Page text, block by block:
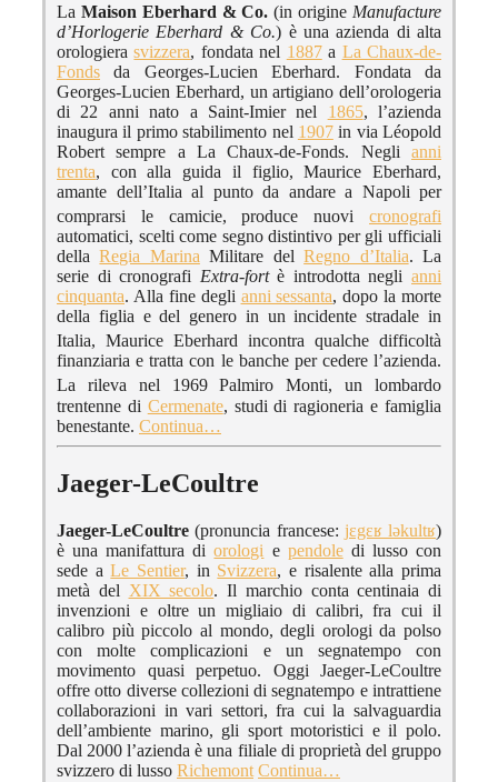
La Maison Eberhard & Co. (in origine Manufacture
d’Horlogerie Eberhard & Co.) è una azienda di alta
orologierasvizzera, fondata nel 1887a La Chaux-de-
Fonds da Georges-Lucien Eberhard. Fondata da
Georges-Lucien Eberhard, un artigiano dell’orologeria
di 22 anni nato a Saint-Imier nel 1865, l’azienda
inaugura il primo stabilimento nel 1907in via Léopold
Robert sempre a La Chaux-de-Fonds. Negli anni
trenta, con alla guida il figlio, Maurice Eberhard,
amante dell’Italia al punto da andare a Napoli per
comprarsi le camicie, produce nuovicronografi
automatici, scelti come segno distintivo per gli ufficiali
dellaRegia Marina Militare delRegno d’Italia. La
serie di cronografi Extra-fortè introdotta neglianni
cinquanta. Alla fine degli anni sessanta, dopo la morte
della figlia e del genero in un incidente stradale in
Italia, Maurice Eberhard incontra qualche difficoltà
finanziaria e tratta con le banche per cedere l’azienda.
La rileva nel 1969Palmiro Monti, un lombardo
trentenne di Cermenate, studi di ragioneria e famiglia
benestante. Continua…
Jaeger-LeCoultre
Jaeger-LeCoultre (pronuncia francese: jɛgɛʁ ləkultʁ)
è una manifattura diorologi e pendoledi lusso con
sede aLe Sentier, in Svizzera, e risalente alla prima
metà del XIX secolo. Il marchio conta centinaia di
invenzioni e oltre un migliaio di calibri, fra cui il
calibro più piccolo al mondo, degli orologi da polso
con molte complicazioni e un segnatempo con
movimento quasi perpetuo. Oggi Jaeger-LeCoultre
offre otto diverse collezioni di segnatempo e intrattiene
collaborazioni in vari settori, fra cui la salvaguardia
dell’ambiente marino, gli sport motoristici e il polo.
Dal 2000 l’azienda è una filiale di proprietà del gruppo
svizzero di lusso Richemont Continua…